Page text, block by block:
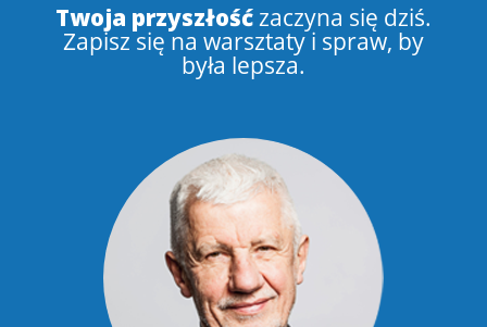
Twoja przyszłość zaczyna się dziś.
Zapisz się na warsztaty i spraw, by
była lepsza.